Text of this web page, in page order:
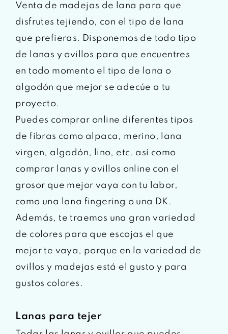
Venta de madejas de lana para que
disfrutes tejiendo, con el tipo de lana
que prefieras. Disponemos de todo tipo
de lanas y ovillos para que encuentres
en todo momento el tipo de lana o
algodón que mejor se adecúe a tu
proyecto.
Puedes comprar online diferentes tipos
de fibras como alpaca, merino, lana
virgen, algodón, lino, etc. así como
comprar lanas y ovillos online con el
grosor que mejor vaya con tu labor,
como una lana fingering o una DK.
Además, te traemos una gran variedad
de colores para que escojas el que
mejor te vaya, porque en la variedad de
ovillos y madejas está el gusto y para
gustos colores.
Lanas para tejer